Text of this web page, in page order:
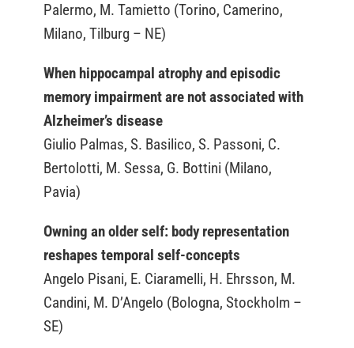
Palermo, M. Tamietto (Torino, Camerino,
Milano, Tilburg – NE)
When hippocampal atrophy and episodic
memory impairment are not associated with
Alzheimer’s disease
Giulio Palmas, S. Basilico, S. Passoni, C.
Bertolotti, M. Sessa, G. Bottini (Milano,
Pavia)
Owning an older self: body representation
reshapes temporal self-concepts
Angelo Pisani, E. Ciaramelli, H. Ehrsson, M.
Candini, M. D’Angelo (Bologna, Stockholm –
SE)